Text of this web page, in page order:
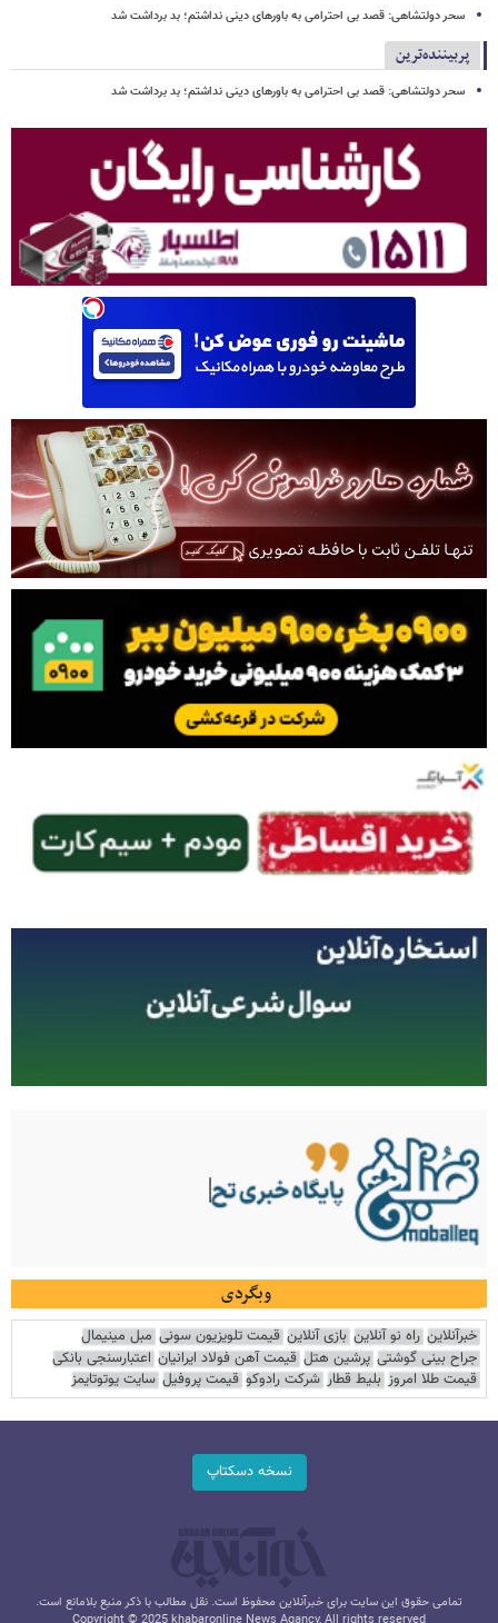
سحر دولتشاهی: قصد بی احترامی به باورهای دینی نداشتم؛ بد برداشت شد
پربیننده‌ترین
سحر دولتشاهی: قصد بی احترامی به باورهای دینی نداشتم؛ بد برداشت شد
وبگردی
خبرآنلاین راه نو آنلاین بازی آنلاین قیمت تلویزیون سونی مبل مینیمال
جراح بینی گوشتی پرشین هتل قیمت آهن فولاد ایرانیان اعتبارسنجی بانکی
قیمت طلا امروز بلیط قطار شرکت رادوکو قیمت پروفیل سایت یوتوتایمز
نسخه دسکتاپ
تمامی حقوق این سایت برای خبرآنلاین محفوظ است. نقل مطالب با ذکر منبع بلامانع است.